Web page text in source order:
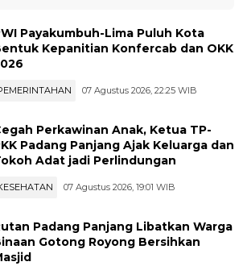
Payakumbuh-Lima Puluh Kota
Kepanitian Konfercab dan OKK
07 Agustus 2026, 22:25 WIB
Perkawinan Anak, Ketua TP-
Padang Panjang Ajak Keluarga dan
Adat jadi Perlindungan
07 Agustus 2026, 19:01 WIB
Padang Panjang Libatkan Warga
Gotong Royong Bersihkan